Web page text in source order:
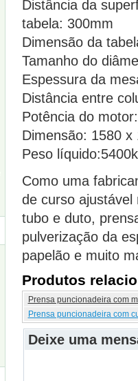
Distância da
tabela: 300mm
Dimensão da
Tamanho do
Espessura da
Distância entre
Potência do
Dimensão: 1580 x
Peso
Como uma
de curso
tubo e duto,
pulverização da
papelão e muito
Produtos
Prensa puncionadeira com
Prensa puncionadeira com
Deixe uma